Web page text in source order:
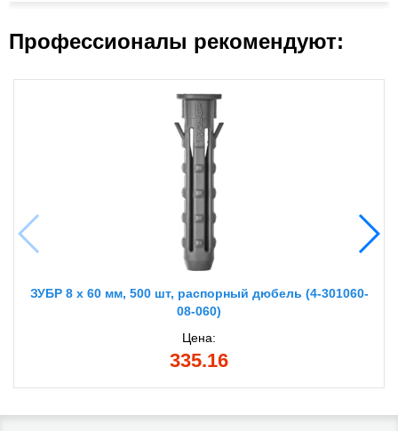
Профессионалы рекомендуют:
ЗУБР 8 х 60 мм, 500 шт, распорный дюбель (4-301060-
08-060)
Цена:
335.16